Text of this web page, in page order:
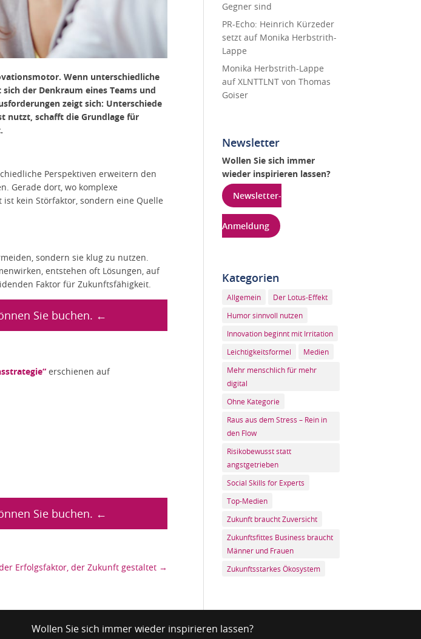
Wenn unterschiedliche
der Denkraum eines Teams und
zeigt sich: Unterschiede
nutzt, schafft die Grundlage für
Perspektiven erweitern den
Gerade dort, wo komplexe
kein Störfaktor, sondern eine Quelle
sondern sie klug zu nutzen.
entstehen oft Lösungen, auf
Faktor für Zukunftsfähigkeit.
Sie buchen. ←
erschienen auf
Sie buchen. ←
Erfolgsfaktor, der Zukunft gestaltet →
Gegner sind
PR-Echo: Heinrich Kürzeder
setzt auf Monika Herbstrith-
Lappe
Monika Herbstrith-Lappe
auf XLNTTLNT von Thomas
Goiser
Newsletter
Wollen Sie sich immer
wieder inspirieren lassen?
Newsletter-
Anmeldung
Kategorien
Allgemein
Der Lotus-Effekt
Humor sinnvoll nutzen
Innovation beginnt mit Irritation
Leichtigkeitsformel
Medien
Mehr menschlich für mehr
digital
Ohne Kategorie
Raus aus dem Stress – Rein in
den Flow
Risikobewusst statt
angstgetrieben
Social Skills for Experts
Top-Medien
Zukunft braucht Zuversicht
Zukunftsfittes Business braucht
Männer und Frauen
Zukunftsstarkes Ökosystem
Wollen Sie sich immer wieder inspirieren lassen?